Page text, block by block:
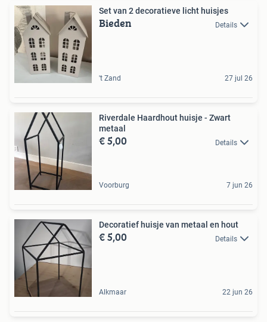
Set van 2 decoratieve licht huisjes
Bieden Details
't Zand 27 jul 26
Riverdale Haardhout huisje - Zwart
metaal
€ 5,00 Details
Voorburg 7 jun 26
Decoratief huisje van metaal en hout
€ 5,00 Details
Alkmaar 22 jun 26